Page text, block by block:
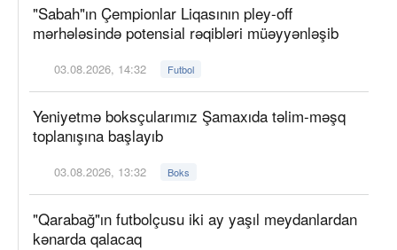
"Sabah"ın Çempionlar Liqasının pley-off
mərhələsində potensial rəqibləri müəyyənləşib
03.08.2026, 14:32 Futbol
Yeniyetmə boksçularımız Şamaxıda təlim-məşq
toplanışına başlayıb
03.08.2026, 13:32 Boks
"Qarabağ"ın futbolçusu iki ay yaşıl meydanlardan
kənarda qalacaq